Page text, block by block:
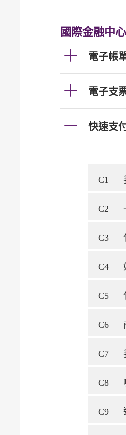
國際金融中心
電子帳
電子支
快速支
C1
C2
C3
C4
C5
C6
C7
C8
C9